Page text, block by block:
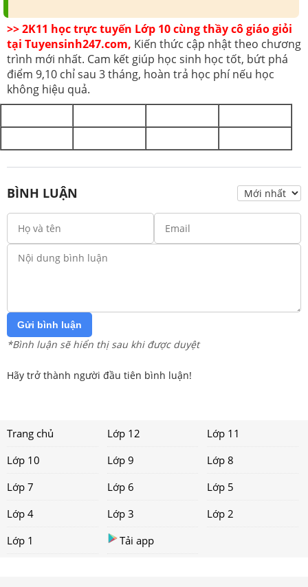
>> 2K11 học trực tuyến Lớp 10 cùng thầy cô giáo giỏi
tại Tuyensinh247.com, Kiến thức cập nhật theo chương
trình mới nhất. Cam kết giúp học sinh học tốt, bứt phá
điểm 9,10 chỉ sau 3 tháng, hoàn trả học phí nếu học
không hiệu quả.
BÌNH LUẬN
Gửi bình luận
*Bình luận sẽ hiển thị sau khi được duyệt
Hãy trở thành người đầu tiên bình luận!
Trang chủ Lớp 12
Lớp 11
Lớp 10
Lớp 9
Lớp 8
Lớp 7
Lớp 6
Lớp 5
Lớp 4
Lớp 3
Lớp 2
Lớp 1
Tải app